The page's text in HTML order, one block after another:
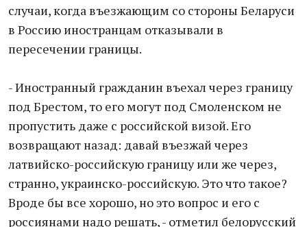
случаи, когда въезжающим со стороны Беларуси
в Россию иностранцам отказывали в
пересечении границы.
- Иностранный гражданин въехал через границу
под Брестом, то его могут под Смоленском не
пропустить даже с российской визой. Его
возвращают назад: давай въезжай через
латвийско-российскую границу или же через,
странно, украинско-российскую. Это что такое?
Вроде бы все хорошо, но это вопрос и его с
россиянами надо решать, - отметил белорусский